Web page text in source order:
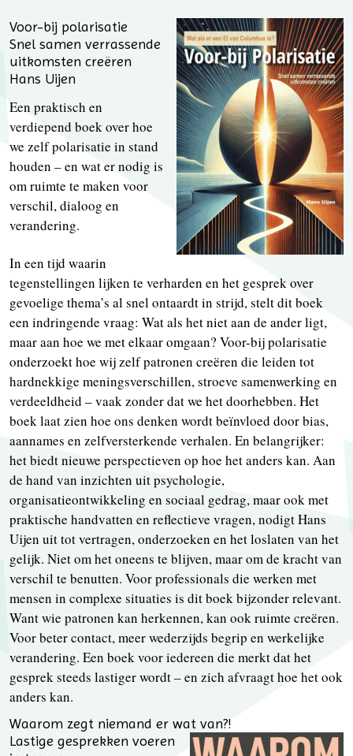
Voor-bij polarisatie
Snel samen verrassende
uitkomsten creëren
Hans Uijen
Een praktisch en
verdiepend boek over hoe
we zelf polarisatie in stand
houden – en wat er nodig is
om ruimte te maken voor
verschil, dialoog en
verandering.
In een tijd waarin
tegenstellingen lijken te verharden en het gesprek over
gevoelige thema’s al snel ontaardt in strijd, stelt dit boek
een indringende vraag: Wat als het niet aan de ander ligt,
maar aan hoe we met elkaar omgaan? Voor-bij polarisatie
onderzoekt hoe wij zelf patronen creëren die leiden tot
hardnekkige meningsverschillen, stroeve samenwerking en
verdeeldheid – vaak zonder dat we het doorhebben. Het
boek laat zien hoe ons denken wordt beïnvloed door bias,
aannames en zelfversterkende verhalen. En belangrijker:
het biedt nieuwe perspectieven op hoe het anders kan. Aan
de hand van inzichten uit psychologie,
organisatieontwikkeling en sociaal gedrag, maar ook met
praktische handvatten en reflectieve vragen, nodigt Hans
Uijen uit tot vertragen, onderzoeken en het loslaten van het
gelijk. Niet om het oneens te blijven, maar om de kracht van
verschil te benutten. Voor professionals die werken met
mensen in complexe situaties is dit boek bijzonder relevant.
Want wie patronen kan herkennen, kan ook ruimte creëren.
Voor beter contact, meer wederzijds begrip en werkelijke
verandering. Een boek voor iedereen die merkt dat het
gesprek steeds lastiger wordt – en zich afvraagt hoe het ook
anders kan.
Waarom zegt niemand er wat van?!
Lastige gesprekken voeren